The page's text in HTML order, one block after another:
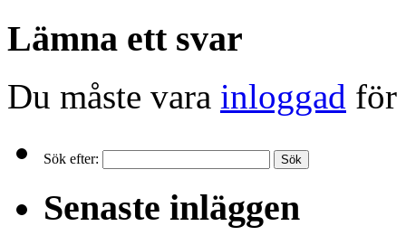
Lämna ett svar
Du måste vara inloggad för
Sök efter:
Senaste inläggen